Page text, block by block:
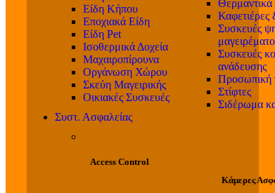
Είδη Κήπου
Εποχιακά Είδη
Είδη Pet
Ισοθερμικά Δοχεία
Μαχαιροπίρουνα
Οργάνωση Χώρου
Σκεύη Μαγειρικής
Οικιακές Συσκευές
Θερμαντικά
Καφετιέρες
Συσκευές
Συσκευές
ανάδευσης
Προσωπική
Στίφτες
Σιδέρωμα
Συστ. Ασφαλείας
Access Control
Κάμερες